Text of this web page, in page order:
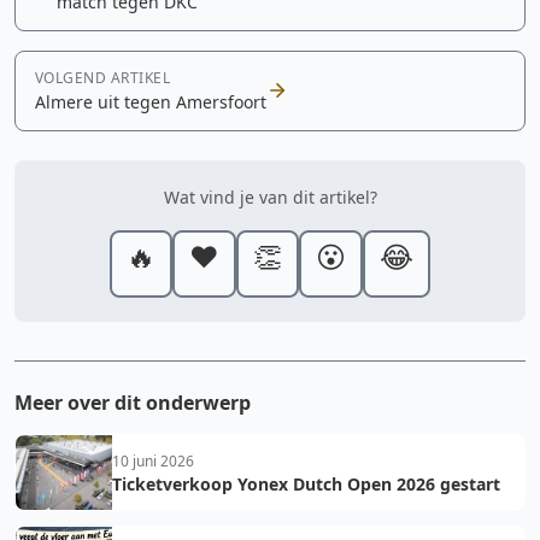
VOLGEND ARTIKEL
Almere uit tegen Amersfoort
Wat vind je van dit artikel?
🔥 ❤️ 👏 😮 😂
Meer over dit onderwerp
10 juni 2026
Ticketverkoop Yonex Dutch Open 2026 gestart